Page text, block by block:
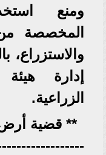
ومنع
المخصصة
إدارة
الزراعية.
** قضية أرض